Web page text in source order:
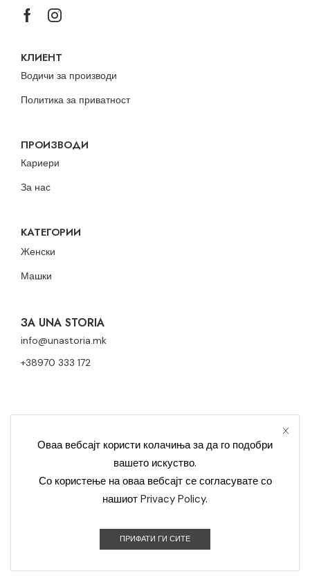
КЛИЕНТ
Водичи за производи
Политика за приватност
ПРОИЗВОДИ
Кариери
За нас
КАТЕГОРИИ
Женски
Машки
ЗА UNA STORIA
info@unastoria.mk
+38970 333 172
Контакт
Уна Сториа Модерна © 2023 Сите права се задржани –
Developed by OCS
Оваа вебсајт користи колачиња за да го подобри
вашето искуство.
Со користење на оваа вебсајт се согласувате со
нашиот Privacy Policy.
ПРИФАТИ ГИ СИТЕ